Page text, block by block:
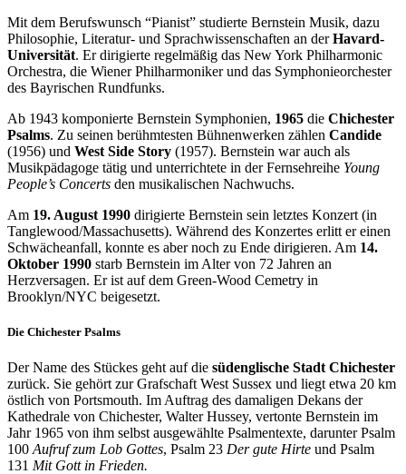
Mit dem Berufswunsch “Pianist” studierte Bernstein Musik, dazu
Philosophie, Literatur- und Sprachwissenschaften an derHavard-
Universität. Er dirigierte regelmäßig das New York Philharmonic
Orchestra, die Wiener Philharmoniker und das Symphonieorchester
des Bayrischen Rundfunks.
Ab 1943 komponierte Bernstein Symphonien, 1965 die Chichester
Psalms. Zu seinen berühmtesten Bühnenwerken zählen Candide
(1956) und West Side Story (1957). Bernstein war auch als
Musikpädagoge tätig und unterrichtete in der Fernsehreihe Young
People’s Concerts den musikalischen Nachwuchs.
Am 19. August 1990 dirigierte Bernstein sein letztes Konzert (in
Tanglewood/Massachusetts). Während des Konzertes erlitt er einen
Schwächeanfall, konnte es aber noch zu Ende dirigieren. Am 14.
Oktober 1990 starb Bernstein im Alter von 72 Jahren an
Herzversagen. Er ist auf dem Green-Wood Cemetry in
Brooklyn/NYC beigesetzt.
Die Chichester Psalms
Der Name des Stückes geht auf die südenglische Stadt Chichester
zurück. Sie gehört zur Grafschaft West Sussex und liegt etwa 20 km
östlich von Portsmouth. Im Auftrag des damaligen Dekans der
Kathedrale von Chichester, Walter Hussey, vertonte Bernstein im
Jahr 1965 von ihm selbst ausgewählte Psalmentexte, darunter Psalm
100 Aufruf zum Lob Gottes, Psalm 23 Der gute Hirte und Psalm
131 Mit Gott in Frieden.